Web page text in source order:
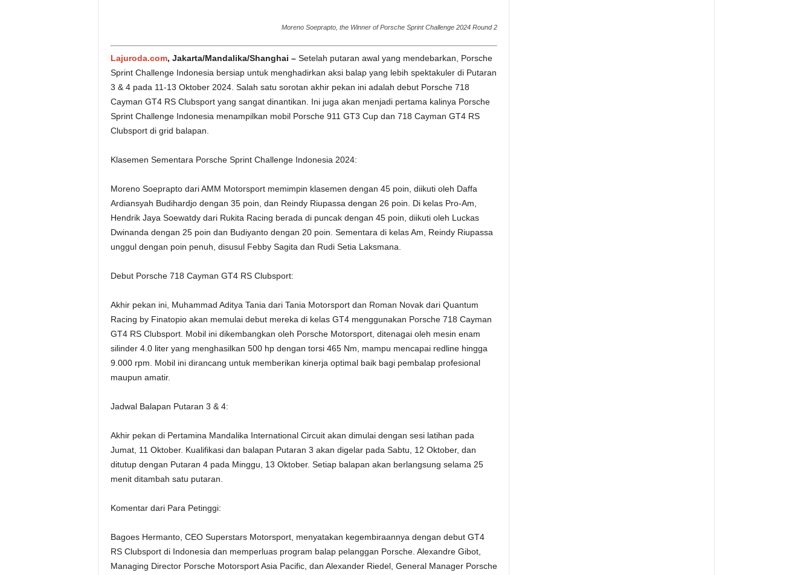
Moreno Soeprapto, the Winner of Porsche Sprint Challenge 2024 Round 2
Lajuroda.com, Jakarta/Mandalika/Shanghai – Setelah putaran awal yang mendebarkan, Porsche
Sprint Challenge Indonesia bersiap untuk menghadirkan aksi balap yang lebih spektakuler di Putaran
3 & 4 pada 11-13 Oktober 2024. Salah satu sorotan akhir pekan ini adalah debut Porsche 718
Cayman GT4 RS Clubsport yang sangat dinantikan. Ini juga akan menjadi pertama kalinya Porsche
Sprint Challenge Indonesia menampilkan mobil Porsche 911 GT3 Cup dan 718 Cayman GT4 RS
Clubsport di grid balapan.
Klasemen Sementara Porsche Sprint Challenge Indonesia 2024:
Moreno Soeprapto dari AMM Motorsport memimpin klasemen dengan 45 poin, diikuti oleh Daffa
Ardiansyah Budihardjo dengan 35 poin, dan Reindy Riupassa dengan 26 poin. Di kelas Pro-Am,
Hendrik Jaya Soewatdy dari Rukita Racing berada di puncak dengan 45 poin, diikuti oleh Luckas
Dwinanda dengan 25 poin dan Budiyanto dengan 20 poin. Sementara di kelas Am, Reindy Riupassa
unggul dengan poin penuh, disusul Febby Sagita dan Rudi Setia Laksmana.
Debut Porsche 718 Cayman GT4 RS Clubsport:
Akhir pekan ini, Muhammad Aditya Tania dari Tania Motorsport dan Roman Novak dari Quantum
Racing by Finatopio akan memulai debut mereka di kelas GT4 menggunakan Porsche 718 Cayman
GT4 RS Clubsport. Mobil ini dikembangkan oleh Porsche Motorsport, ditenagai oleh mesin enam
silinder 4.0 liter yang menghasilkan 500 hp dengan torsi 465 Nm, mampu mencapai redline hingga
9.000 rpm. Mobil ini dirancang untuk memberikan kinerja optimal baik bagi pembalap profesional
maupun amatir.
Jadwal Balapan Putaran 3 & 4:
Akhir pekan di Pertamina Mandalika International Circuit akan dimulai dengan sesi latihan pada
Jumat, 11 Oktober. Kualifikasi dan balapan Putaran 3 akan digelar pada Sabtu, 12 Oktober, dan
ditutup dengan Putaran 4 pada Minggu, 13 Oktober. Setiap balapan akan berlangsung selama 25
menit ditambah satu putaran.
Komentar dari Para Petinggi:
Bagoes Hermanto, CEO Superstars Motorsport, menyatakan kegembiraannya dengan debut GT4
RS Clubsport di Indonesia dan memperluas program balap pelanggan Porsche. Alexandre Gibot,
Managing Director Porsche Motorsport Asia Pacific, dan Alexander Riedel, General Manager Porsche